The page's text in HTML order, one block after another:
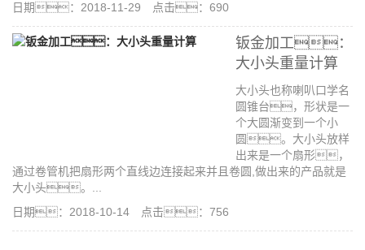
日期：2018-11-29 点击：690
钣金加工：
大小头重量计算
大小头也称喇叭口学名
圆锥台，形状是一
个大圆渐变到一个小
圆。大小头放样
出来是一个扇形，
通过卷管机把扇形两个直线边连接起来并且卷圆,做出来的产品就是
大小头。...
日期：2018-10-14 点击：756